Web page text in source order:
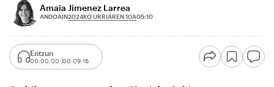
Amaia Jimenez Larrea
ANDOAIN2024KO URRIAREN 10A05:10
Entzun
00:00:00 00:09:16